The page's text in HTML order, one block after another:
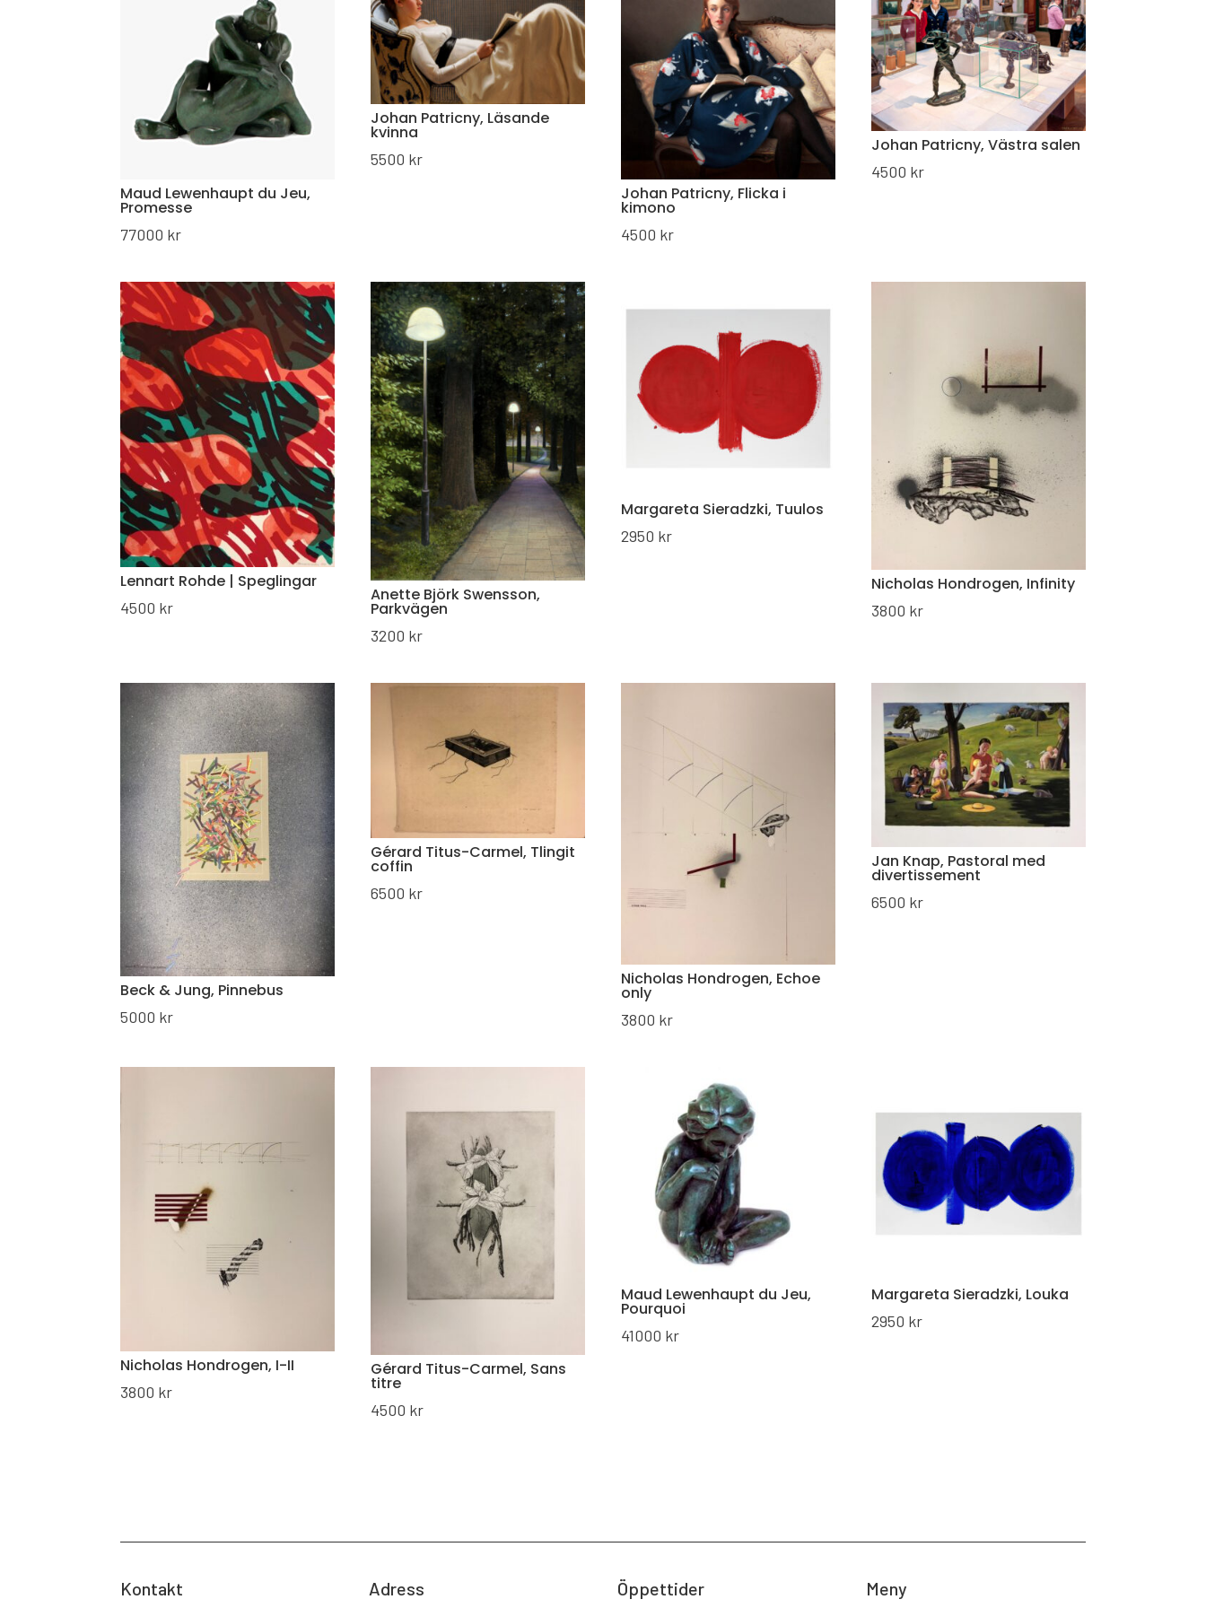
Maud Lewenhaupt du Jeu,
Promesse
77000 kr
Johan Patricny, Läsande
kvinna
5500 kr
Johan Patricny, Flicka i
kimono
4500 kr
Johan Patricny, Västra salen
4500 kr
Lennart Rohde | Speglingar
4500 kr
Anette Björk Swensson,
Parkvägen
3200 kr
Margareta Sieradzki, Tuulos
2950 kr
Nicholas Hondrogen, Infinity
3800 kr
Beck & Jung, Pinnebus
5000 kr
Gérard Titus-Carmel, Tlingit
coffin
6500 kr
Nicholas Hondrogen, Echoe
only
3800 kr
Jan Knap, Pastoral med
divertissement
6500 kr
Nicholas Hondrogen, I-II
3800 kr
Gérard Titus-Carmel, Sans
titre
4500 kr
Maud Lewenhaupt du Jeu,
Pourquoi
41000 kr
Margareta Sieradzki, Louka
2950 kr
Kontakt Adress Öppettider Meny